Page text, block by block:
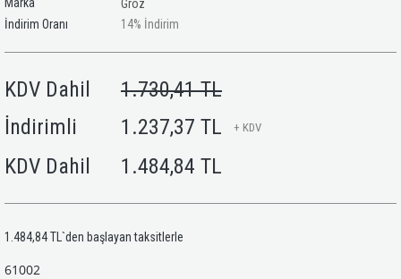
Groz
İndirim Oranı
%
14 İndirim
KDV Dahil
1.730,41 TL
İndirimli
1.237,37 TL + KDV
KDV Dahil 1.484,84 TL
1.484,84 TL `den başlayan taksitlerle
61002